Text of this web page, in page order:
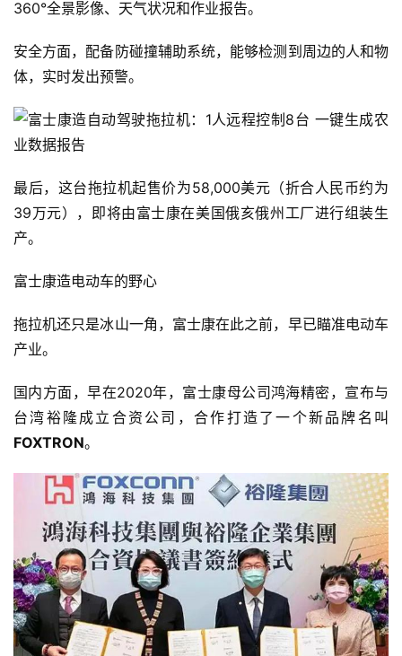
360°全景影像、天气状况和作业报告。
安全方面，配备防碰撞辅助系统，能够检测到周边的人和物
体，实时发出预警。
最后，这台拖拉机起售价为58,000美元（折合人民币约为
39万元），即将由富士康在美国俄亥俄州工厂进行组装生
产。
富士康造电动车的野心
拖拉机还只是冰山一角，富士康在此之前，早已瞄准电动车
产业。
国内方面，早在2020年，富士康母公司鸿海精密，宣布与
台湾裕隆成立合资公司，合作打造了一个新品牌名叫
FOXTRON。